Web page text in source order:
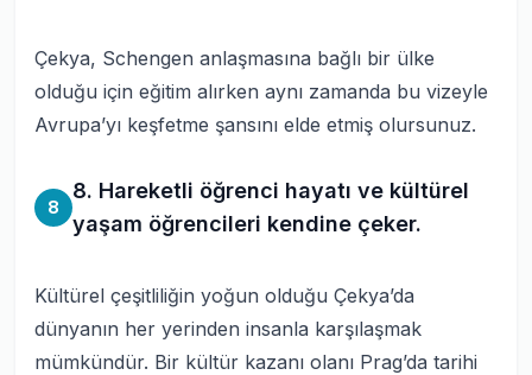
Çekya, Schengen anlaşmasına bağlı bir ülke
olduğu için eğitim alırken aynı zamanda bu vizeyle
Avrupa’yı keşfetme şansını elde etmiş olursunuz.
8
8. Hareketli öğrenci hayatı ve kültürel
yaşam öğrencileri kendine çeker.
Kültürel çeşitliliğin yoğun olduğu Çekya’da
dünyanın her yerinden insanla karşılaşmak
mümkündür. Bir kültür kazanı olanı Prag’da tarihi